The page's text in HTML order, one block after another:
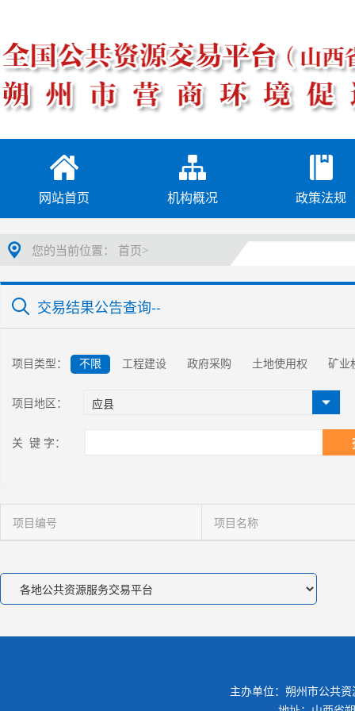
网站首页 机构概况 政策法规
您的当前位置： 首页>
交易结果公告查询--
项目类型： 不限 工程建设 政府采购 土地使用权 矿业
项目地区：
关 键 字：
项目编号 项目名称
主办单位：朔州市公共